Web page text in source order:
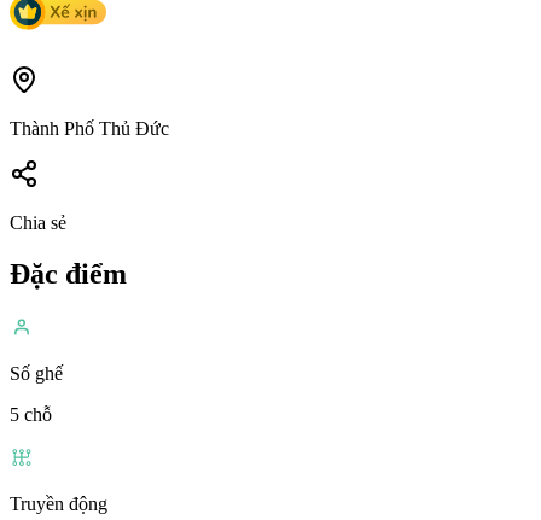
Thành Phố Thủ Đức
Chia sẻ
Đặc điểm
Số ghế
5 chỗ
Truyền động